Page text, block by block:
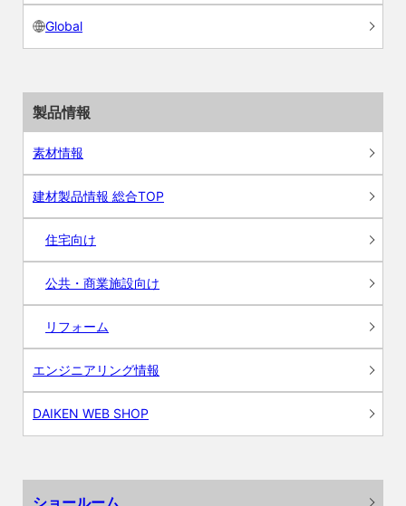
Global
製品情報
素材情報
建材製品情報 総合TOP
住宅向け
公共・商業施設向け
リフォーム
エンジニアリング情報
DAIKEN WEB SHOP